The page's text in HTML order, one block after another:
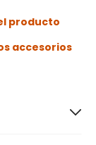
producto
accesorios